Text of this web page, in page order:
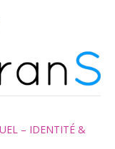
– IDENTITÉ &